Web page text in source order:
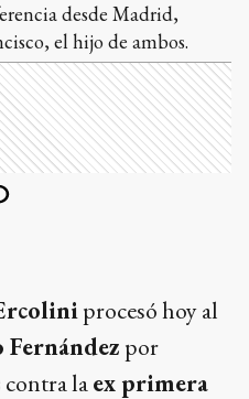
desde Madrid,
el hijo de ambos.
procesó hoy al
por
contra laex primera